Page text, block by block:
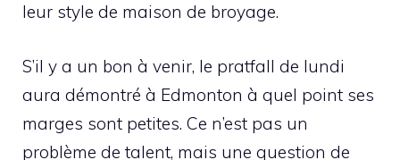
leur style de maison de broyage.
S’il y a un bon à venir, le pratfall de lundi
aura démontré à Edmonton à quel point ses
marges sont petites. Ce n’est pas un
problème de talent, mais une question de